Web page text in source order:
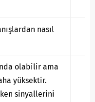
nasıl
olabilir ama
yüksektir.
sinyallerini